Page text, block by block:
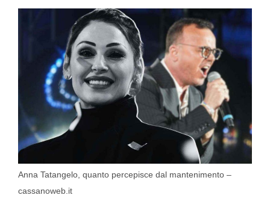
Anna Tatangelo, quanto percepisce dal mantenimento –
cassanoweb.it